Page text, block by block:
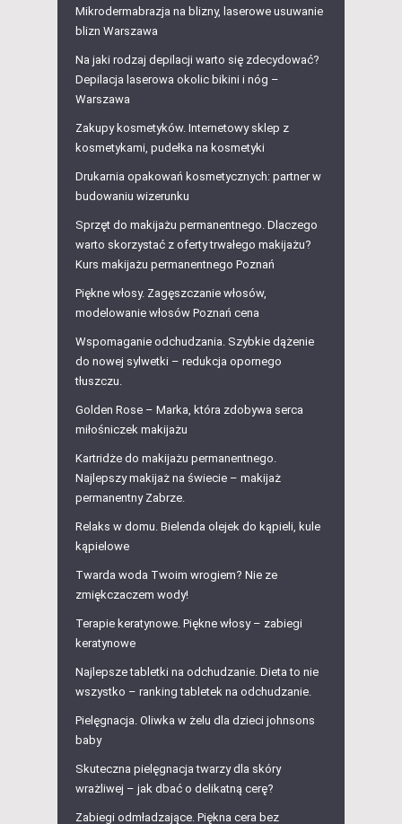
Mikrodermabrazja na blizny, laserowe usuwanie
blizn Warszawa
Na jaki rodzaj depilacji warto się zdecydować?
Depilacja laserowa okolic bikini i nóg –
Warszawa
Zakupy kosmetyków. Internetowy sklep z
kosmetykami, pudełka na kosmetyki
Drukarnia opakowań kosmetycznych: partner w
budowaniu wizerunku
Sprzęt do makijażu permanentnego. Dlaczego
warto skorzystać z oferty trwałego makijażu?
Kurs makijażu permanentnego Poznań
Piękne włosy. Zagęszczanie włosów,
modelowanie włosów Poznań cena
Wspomaganie odchudzania. Szybkie dążenie
do nowej sylwetki – redukcja opornego
tłuszczu.
Golden Rose – Marka, która zdobywa serca
miłośniczek makijażu
Kartridże do makijażu permanentnego.
Najlepszy makijaż na świecie – makijaż
permanentny Zabrze.
Relaks w domu. Bielenda olejek do kąpieli, kule
kąpielowe
Twarda woda Twoim wrogiem? Nie ze
zmiękczaczem wody!
Terapie keratynowe. Piękne włosy – zabiegi
keratynowe
Najlepsze tabletki na odchudzanie. Dieta to nie
wszystko – ranking tabletek na odchudzanie.
Pielęgnacja. Oliwka w żelu dla dzieci johnsons
baby
Skuteczna pielęgnacja twarzy dla skóry
wrażliwej – jak dbać o delikatną cerę?
Zabiegi odmładzające. Piękna cera bez